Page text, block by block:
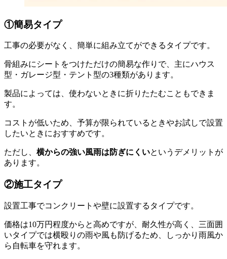
①簡易タイプ
工事の必要がなく、簡単に組み立てができるタイプです。
骨組みにシートをつけただけの簡易な作りで、主にハウス
型・ガレージ型・テント型の3種類があります。
製品によっては、使わないときに折りたたむこともできま
す。
コストが低いため、予算が限られているときやお試しで設置
したいときにおすすめです。
ただし、 横からの強い風雨は防ぎにくいというデメリットが
あります。
②施工タイプ
設置工事でコンクリートや壁に設置するタイプです。
価格は10万円程度からと高めですが、耐久性が高く、三面囲
いタイプでは横殴りの雨や風も防げるため、しっかり雨風か
ら自転車を守れます。